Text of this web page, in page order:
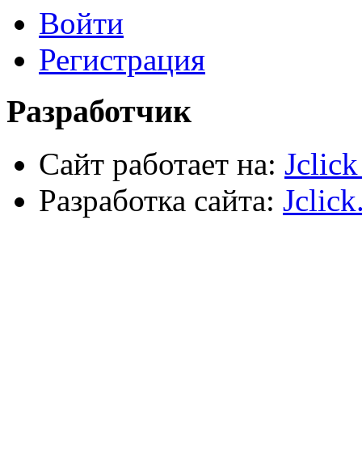
Электрика, осветительное оборудование
Пена и герметики
Автомобильный инструмент
Сварочное оборудование
Силовое оборудование
Войти
Регистрация
Разработчик
Сайт работает на:
Разработка сайта: